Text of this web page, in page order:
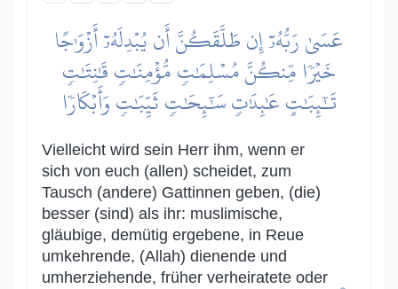
عَسَىٰ رَبُّهُۥٓ إِن طَلَّقَكُنَّ أَن يُبۡدِلَهُۥٓ أَزۡوَٰجًا
خَيۡرٗا مِّنكُنَّ مُسۡلِمَٰتٖ مُّؤۡمِنَٰتٖ قَٰنِتَٰتٖ
تَٰٓئِبَٰتٍ عَٰبِدَٰتٖ سَٰٓئِحَٰتٖ ثَيِّبَٰتٖ وَأَبۡكَارٗا
Vielleicht wird sein Herr ihm, wenn er
sich von euch (allen) scheidet, zum
Tausch (andere) Gattinnen geben, (die)
besser (sind) als ihr: muslimische,
gläubige, demütig ergebene, in Reue
umkehrende, (Allah) dienende und
umherziehende, früher verheiratete oder